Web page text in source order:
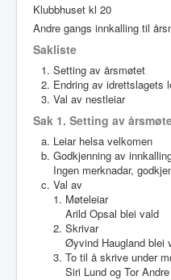
Idrettslaget
Klubblokaler
Medlemsskap
Minnefond
Klubbhuset kl 20
Andre gangs innkalling til
Sakliste
Setting av årsmøtet
Endring av idrettslagets
Val av nestleiar
Sak 1. Setting av
Leiar helsa velkomen
Godkjenning av
Ingen merknadar,
Val av
Møteleiar
Arild Opsal blei vald
Skrivar
Øyvind Haugland blei
To til å skrive under
Siri Lund og Tor